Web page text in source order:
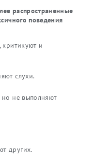
распространенные
поведения
критикуют и
слухи.
но не выполняют
других.